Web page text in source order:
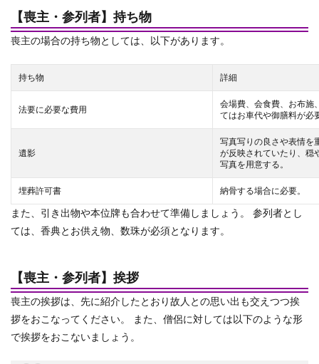
【喪主・参列者】持ち物
喪主の場合の持ち物としては、以下があります。
持ち物 詳細
法要に必要な費用
会場費、会食費、お布施
てはお車代や御膳料が必
遺影
写真写りの良さや表情を
が反映されていたり、穏
写真を用意する。
埋葬許可書 納骨する場合に必要。
また、引き出物や本位牌も合わせて準備しましょう。 参列者とし
ては、香典とお供え物、数珠が必須となります。
【喪主・参列者】挨拶
喪主の挨拶は、先に紹介したとおり故人との思い出も交えつつ挨
拶をおこなってください。 また、僧侶に対しては以下のような形
で挨拶をおこないましょう。